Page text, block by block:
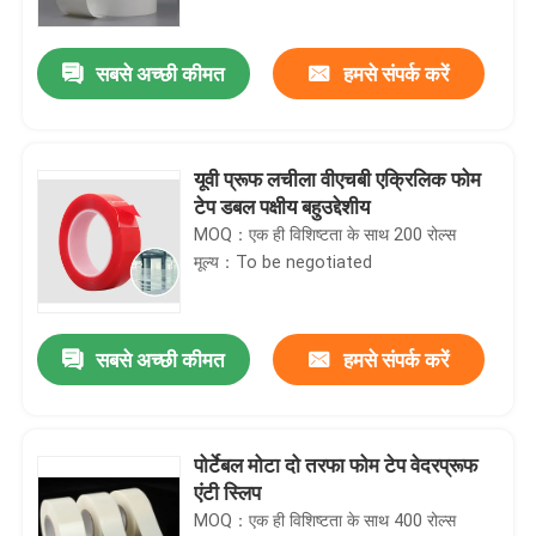
सबसे अच्छी कीमत हमसे संपर्क करें
यूवी प्रूफ लचीला वीएचबी एक्रिलिक फोम
टेप डबल पक्षीय बहुउद्देशीय
MOQ：एक ही विशिष्टता के साथ 200 रोल्स
मूल्य：To be negotiated
सबसे अच्छी कीमत हमसे संपर्क करें
पोर्टेबल मोटा दो तरफा फोम टेप वेदरप्रूफ
एंटी स्लिप
MOQ：एक ही विशिष्टता के साथ 400 रोल्स